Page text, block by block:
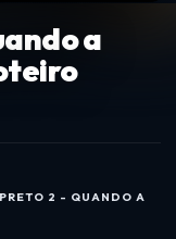
a
2 - QUANDO A